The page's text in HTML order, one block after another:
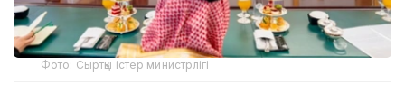
Фото: Сыртқы істер министрлігі